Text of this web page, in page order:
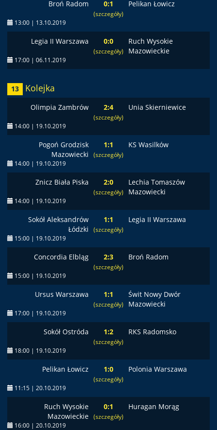
Broń Radom 0:1
(szczegóły)
Pelikan Łowicz
13:00 | 13.10.2019
Legia II Warszawa 0:0
(szczegóły)
Ruch Wysokie
Mazowieckie
17:00 | 06.11.2019
13 Kolejka
Olimpia Zambrów 2:4
(szczegóły)
Unia Skierniewice
14:00 | 19.10.2019
Pogoń Grodzisk
Mazowiecki
1:1
(szczegóły)
KS Wasilków
14:00 | 19.10.2019
Znicz Biała Piska 2:0
(szczegóły)
Lechia Tomaszów
Mazowiecki
14:00 | 19.10.2019
Sokół Aleksandrów
Łódzki
1:1
(szczegóły)
Legia II Warszawa
15:00 | 19.10.2019
Concordia Elbląg 2:3
(szczegóły)
Broń Radom
15:00 | 19.10.2019
Ursus Warszawa 1:1
(szczegóły)
Świt Nowy Dwór
Mazowiecki
17:00 | 19.10.2019
Sokół Ostróda 1:2
(szczegóły)
RKS Radomsko
18:00 | 19.10.2019
Pelikan Łowicz 1:0
(szczegóły)
Polonia Warszawa
11:15 | 20.10.2019
Ruch Wysokie
Mazowieckie
0:1
(szczegóły)
Huragan Morąg
16:00 | 20.10.2019